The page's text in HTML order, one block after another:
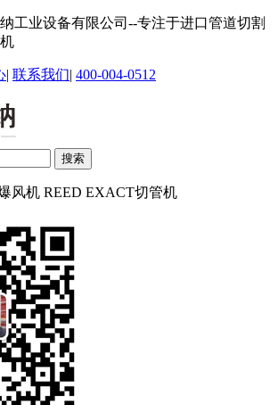
工业设备有限公司--专注于进口管道切割
| 联系我们| 400-004-0512
搜索
风机 REED EXACT切管机